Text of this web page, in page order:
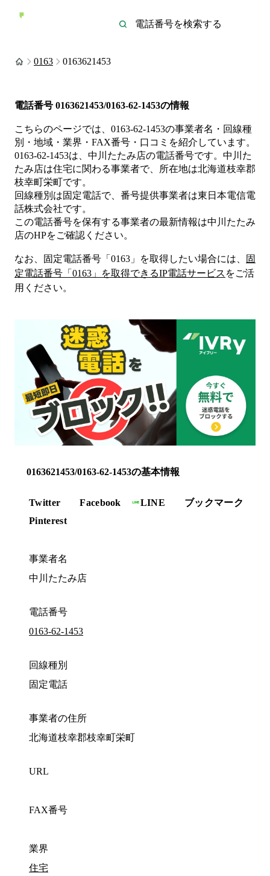
0163 0163621453
電話番号 0163621453/0163-62-1453の情報
こちらのページでは、 0163-62-1453の事業者名・回線種
別・地域・業界・FAX番号・口コミを紹介しています。
0163-62-1453は、 中川たたみ店の電話番号です。 中川た
たみ店は住宅に関わる事業者で、所在地は北海道枝幸郡
枝幸町栄町です。
回線種別は固定電話で、番号提供事業者は東日本電信電
話株式会社です。
この電話番号を保有する事業者の最新情報は中川たたみ
店のHPをご確認ください。
なお、固定電話番号「 0163 」を取得したい場合には、
固
定電話番号「 0163 」を取得できるIP電話サービス をご活
用ください。
0163621453/0163-62-1453の基本情報
Twitter Facebook LINE
ブックマーク
Pinterest
事業者名
中川たたみ店
電話番号
0163-62-1453
回線種別
固定電話
事業者の住所
北海道枝幸郡枝幸町栄町
URL
FAX番号
業界
住宅